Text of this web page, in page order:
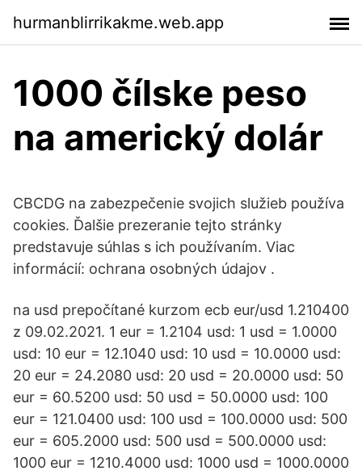
hurmanblirrikakme.web.app
1000 čílske peso
na americký dolár
CBCDG na zabezpečenie svojich služieb používa
cookies. Ďalšie prezeranie tejto stránky
predstavuje súhlas s ich používaním. Viac
informácií: ochrana osobných údajov .
na usd prepočítané kurzom ecb eur/usd 1.210400
z 09.02.2021. 1 eur = 1.2104 usd: 1 usd = 1.0000
usd: 10 eur = 12.1040 usd: 10 usd = 10.0000 usd:
20 eur = 24.2080 usd: 20 usd = 20.0000 usd: 50
eur = 60.5200 usd: 50 usd = 50.0000 usd: 100
eur = 121.0400 usd: 100 usd = 100.0000 usd: 500
eur = 605.2000 usd: 500 usd = 500.0000 usd:
1000 eur = 1210.4000 usd: 1000 usd = 1000.0000